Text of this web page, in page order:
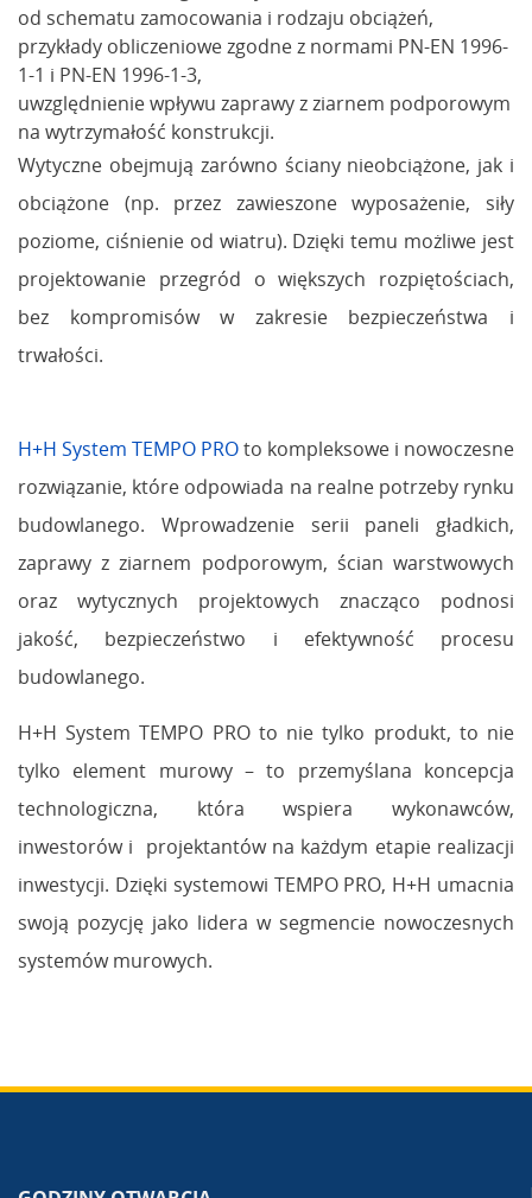
od schematu zamocowania i rodzaju obciążeń,
przykłady obliczeniowe zgodne z normami PN-EN 1996-
1-1 i PN-EN 1996-1-3,
uwzględnienie wpływu zaprawy z ziarnem podporowym
na wytrzymałość konstrukcji.
Wytyczne obejmują zarówno ściany nieobciążone, jak i
obciążone (np. przez zawieszone wyposażenie, siły
poziome, ciśnienie od wiatru). Dzięki temu możliwe jest
projektowanie przegród o większych rozpiętościach,
bez kompromisów w zakresie bezpieczeństwa i
trwałości.
H+H System TEMPO PROto kompleksowe i nowoczesne
rozwiązanie, które odpowiada na realne potrzeby rynku
budowlanego. Wprowadzenie serii paneli gładkich,
zaprawy z ziarnem podporowym, ścian warstwowych
oraz wytycznych projektowych znacząco podnosi
jakość, bezpieczeństwo i efektywność procesu
budowlanego.
H+H System TEMPO PRO to nie tylko produkt, to nie
tylko element murowy – to przemyślana koncepcja
technologiczna, która wspiera wykonawców,
inwestorów i projektantów na każdym etapie realizacji
inwestycji. Dzięki systemowi TEMPO PRO, H+H umacnia
swoją pozycję jako lidera w segmencie nowoczesnych
systemów murowych.